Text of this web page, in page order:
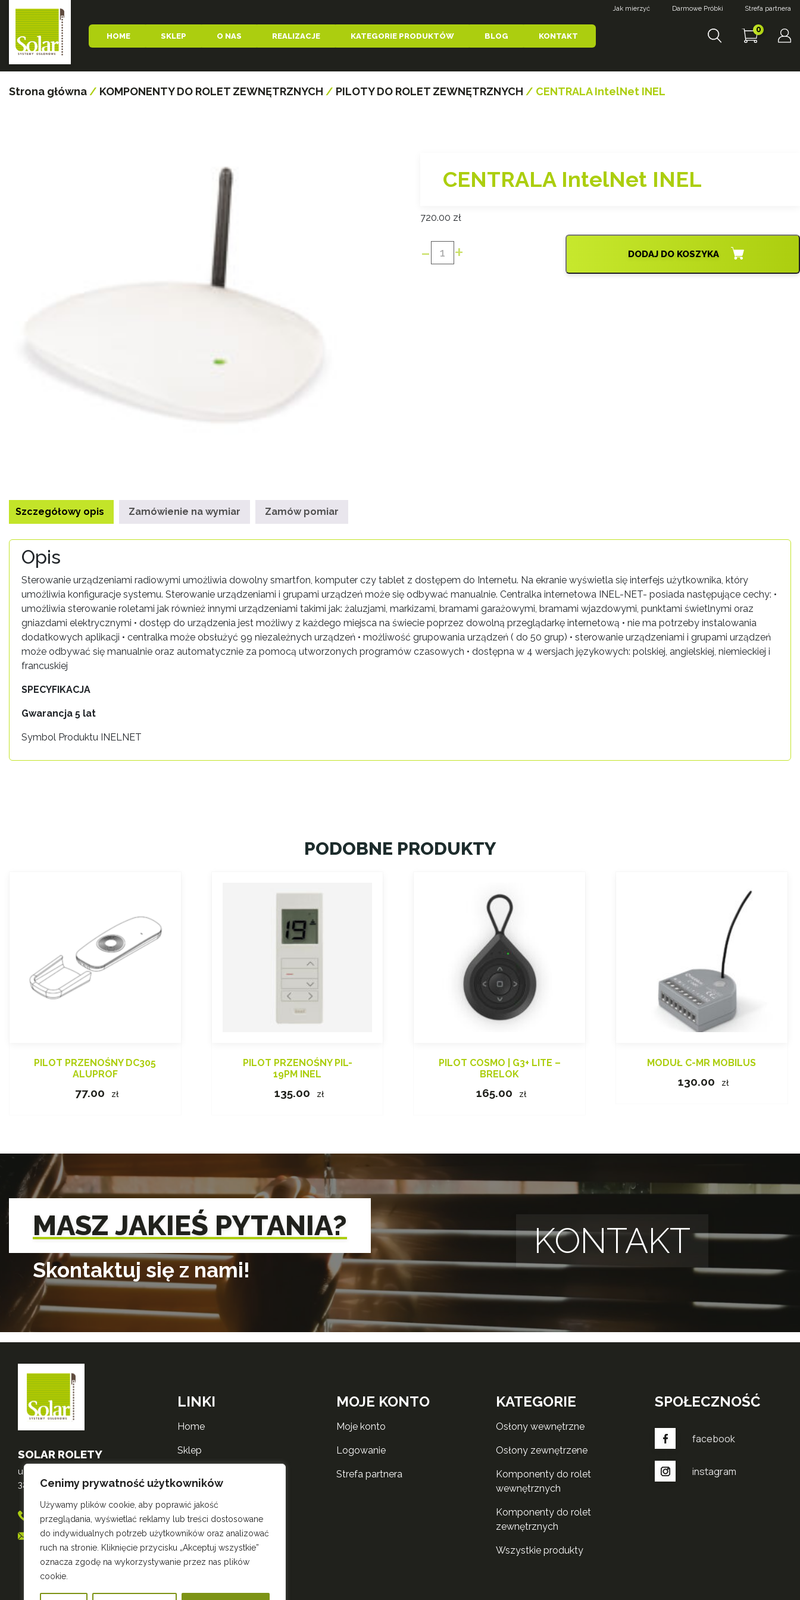
Cenimy prywatność użytkowników
Używamy plików cookie, aby poprawić jakość
przeglądania, wyświetlać reklamy lub treści dostosowane
do indywidualnych potrzeb użytkowników oraz analizować
ruch na stronie. Kliknięcie przycisku „Akceptuj wszystkie”
oznacza zgodę na wykorzystywanie przez nas plików
cookie.
HOME SKLEP O NAS REALIZACJE KATEGORIE PRODUKTÓW BLOG KONTAKT
Jak mierzyć Darmowe Próbki Strefa partnera
0
Strona główna / KOMPONENTY DO ROLET ZEWNĘTRZNYCH / PILOTY DO ROLET ZEWNĘTRZNYCH / CENTRALA IntelNet INEL
CENTRALA IntelNet INEL
720.00 zł
-
ilość
+ DODAJ DO KOSZYKA
Szczegółowy opis Zamówienie na wymiar Zamów pomiar
Opis
Sterowanie urządzeniami radiowymi umożliwia dowolny smartfon, komputer czy tablet z dostępem do Internetu. Na ekranie wyświetla się interfejs użytkownika, który
umożliwia konfiguracje systemu. Sterowanie urządzeniami i grupami urządzeń może się odbywać manualnie. Centralka internetowa INEL-NET- posiada następujące cechy: •
umożliwia sterowanie roletami jak również innymi urządzeniami takimi jak: żaluzjami, markizami, bramami garażowymi, bramami wjazdowymi, punktami świetlnymi oraz
gniazdami elektrycznymi • dostęp do urządzenia jest możliwy z każdego miejsca na świecie poprzez dowolną przeglądarkę internetową • nie ma potrzeby instalowania
dodatkowych aplikacji • centralka może obsłużyć 99 niezależnych urządzeń • możliwość grupowania urządzeń ( do 50 grup) • sterowanie urządzeniami i grupami urządzeń
może odbywać się manualnie oraz automatycznie za pomocą utworzonych programów czasowych • dostępna w 4 wersjach językowych: polskiej, angielskiej, niemieckiej i
francuskiej
SPECYFIKACJA
Gwarancja 5 lat
Symbol Produktu INELNET
PODOBNE PRODUKTY
PILOT PRZENOŚNY DC305
ALUPROF
77.00 zł
PILOT PRZENOŚNY PIL-
19PM INEL
135.00 zł
PILOT COSMO | G3+ LITE –
BRELOK
165.00 zł
MODUŁ C-MR MOBILUS
130.00 zł
MASZ JAKIEŚ PYTANIA?
Skontaktuj się z nami!
KONTAKT
SOLAR ROLETY
ul. Mikołajska 3
32-600 Oświęcim
698 556 530
sklep@roletysolar.pl
LINKI
home
sklep
kontakt
polityka zwrotów
polityka prywatności
MOJE KONTO
moje konto
logowanie
strefa partnera
KATEGORIE
osłony wewnętrzne
osłony zewnętrzene
komponenty do rolet
wewnętrznych
komponenty do rolet
zewnętrznych
wszystkie produkty
SPOŁECZNOŚĆ
facebook
instagram